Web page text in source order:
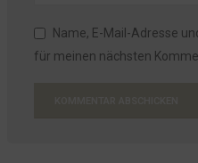
Name, E-Mail-Adresse
für meinen nächsten